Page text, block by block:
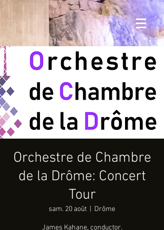
Orchestre de Chambre
de la Drôme: Concert
Tour
sam. 20 août Drôme
James Kahane, conductor.